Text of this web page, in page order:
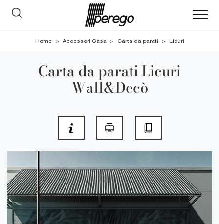
Home > Accessori Casa > Carta da parati > Licuri
Carta da parati Licuri
Wall&Decò